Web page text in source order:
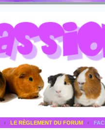
‹ LE RÈGLEMENT DU FORUM ‹